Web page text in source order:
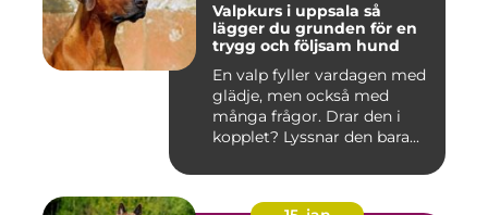
Valpkurs i uppsala så
lägger du grunden för en
trygg och följsam hund
En valp fyller vardagen med
glädje, men också med
många frågor. Drar den i
kopplet? Lyssnar den bara...